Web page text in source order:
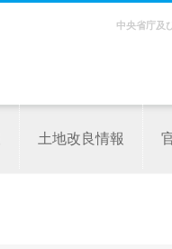
中央省庁及
土地改良情報